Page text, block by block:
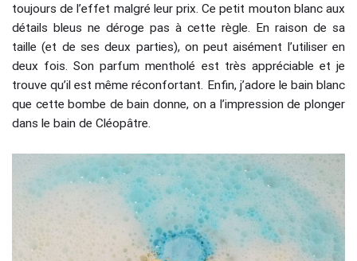
toujours de l’effet malgré leur prix. Ce petit mouton blanc aux
détails bleus ne déroge pas à cette règle. En raison de sa
taille (et de ses deux parties), on peut aisément l’utiliser en
deux fois. Son parfum mentholé est très appréciable et je
trouve qu’il est même réconfortant. Enfin, j’adore le bain blanc
que cette bombe de bain donne, on a l’impression de plonger
dans le bain de Cléopâtre.